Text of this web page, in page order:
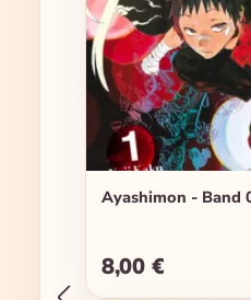
Ayashimon - Band
Regulärer Preis:
8,00 €